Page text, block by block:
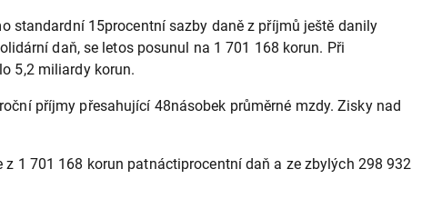
standardní 15procentní sazby daně z příjmů ještě danily
daň, se letos posunul na 1 701 168 korun. Při
5,2 miliardy korun.
příjmy přesahující 48násobek průměrné mzdy. Zisky nad
1 701 168 korun patnáctiprocentní daň a ze zbylých 298 932